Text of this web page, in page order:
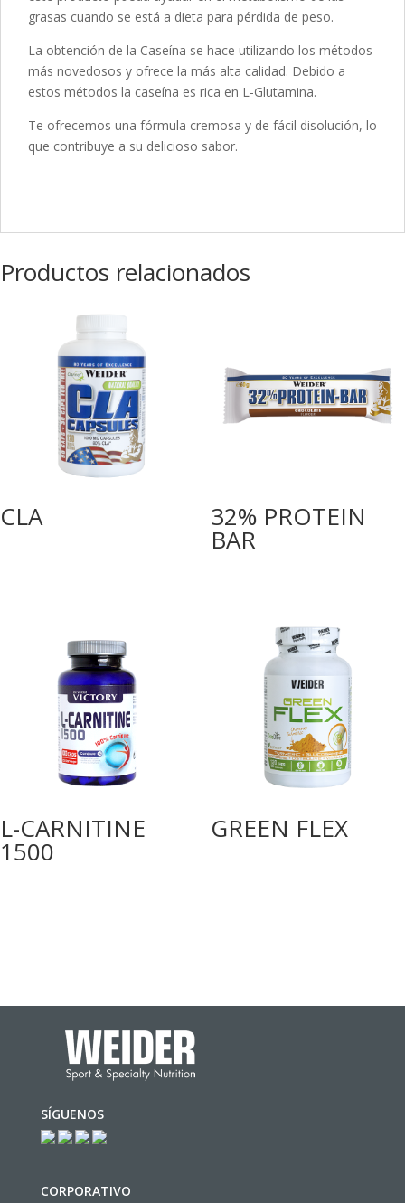
grasas cuando se está a dieta para pérdida de peso.
La obtención de la Caseína se hace utilizando los métodos
más novedosos y ofrece la más alta calidad. Debido a
estos métodos la caseína es rica en L-Glutamina.
Te ofrecemos una fórmula cremosa y de fácil disolución, lo
que contribuye a su delicioso sabor.
Productos relacionados
CLA 32% PROTEIN
BAR
L-CARNITINE
1500
GREEN FLEX
SÍGUENOS
CORPORATIVO